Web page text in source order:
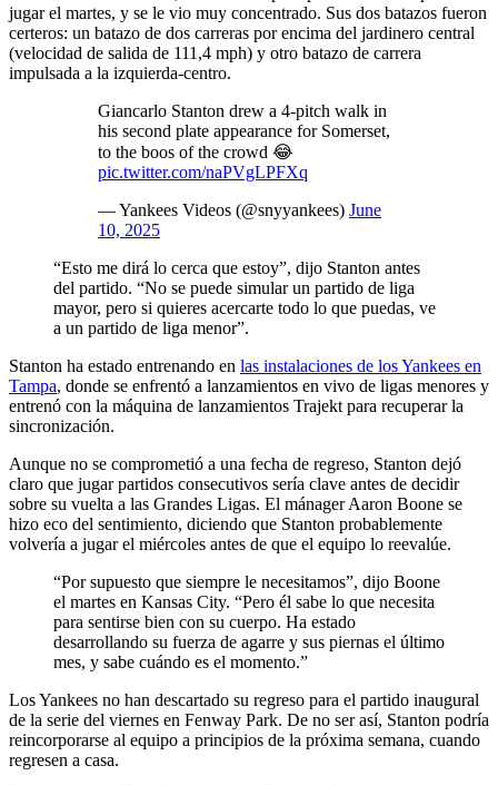
jugar el martes, y se le vio muy concentrado. Sus dos batazos fueron
certeros: un batazo de dos carreras por encima del jardinero central
(velocidad de salida de 111,4 mph) y otro batazo de carrera
impulsada a la izquierda-centro.
Giancarlo Stanton drew a 4-pitch walk in
his second plate appearance for Somerset,
to the boos of the crowd 😂
pic.twitter.com/naPVgLPFXq
— Yankees Videos (@snyyankees) June
10, 2025
“Esto me dirá lo cerca que estoy”, dijo Stanton antes
del partido. “No se puede simular un partido de liga
mayor, pero si quieres acercarte todo lo que puedas, ve
a un partido de liga menor”.
Stanton ha estado entrenando en las instalaciones de los Yankees en
Tampa, donde se enfrentó a lanzamientos en vivo de ligas menores y
entrenó con la máquina de lanzamientos Trajekt para recuperar la
sincronización.
Aunque no se comprometió a una fecha de regreso, Stanton dejó
claro que jugar partidos consecutivos sería clave antes de decidir
sobre su vuelta a las Grandes Ligas. El mánager Aaron Boone se
hizo eco del sentimiento, diciendo que Stanton probablemente
volvería a jugar el miércoles antes de que el equipo lo reevalúe.
“Por supuesto que siempre le necesitamos”, dijo Boone
el martes en Kansas City. “Pero él sabe lo que necesita
para sentirse bien con su cuerpo. Ha estado
desarrollando su fuerza de agarre y sus piernas el último
mes, y sabe cuándo es el momento.”
Los Yankees no han descartado su regreso para el partido inaugural
de la serie del viernes en Fenway Park. De no ser así, Stanton podría
reincorporarse al equipo a principios de la próxima semana, cuando
regresen a casa.